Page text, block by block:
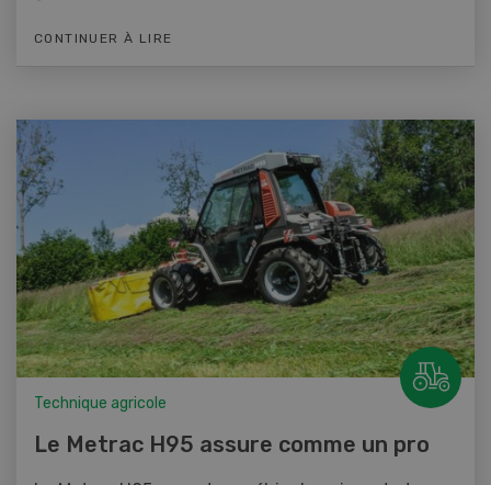
CONTINUER À LIRE
Technique agricole
Le Metrac H95 assure comme un pro